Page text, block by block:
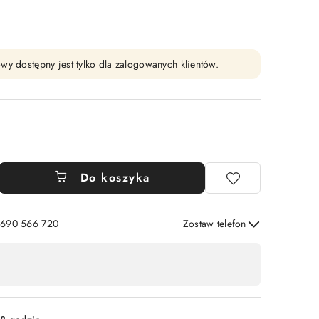
dostępny jest tylko dla zalogowanych klientów.
Do koszyka
566 720 Zostaw telefon